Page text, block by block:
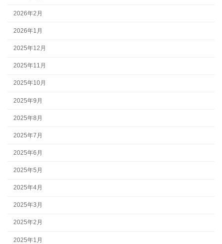
2026年2月
2026年1月
2025年12月
2025年11月
2025年10月
2025年9月
2025年8月
2025年7月
2025年6月
2025年5月
2025年4月
2025年3月
2025年2月
2025年1月